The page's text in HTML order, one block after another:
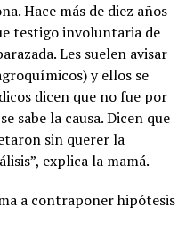
Hace más de diez años
testigo involuntaria de
Les suelen avisar
y ellos se
dicen que no fue por
sabe la causa. Dicen que
sin querer la
explica la mamá.
a contraponer hipótesis